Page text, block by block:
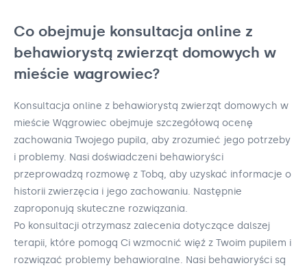
Co obejmuje konsultacja online z
behawiorystą zwierząt domowych w
mieście wagrowiec?
Konsultacja online z behawiorystą zwierząt domowych w
mieście Wągrowiec obejmuje szczegółową ocenę
zachowania Twojego pupila, aby zrozumieć jego potrzeby
i problemy. Nasi doświadczeni behawioryści
przeprowadzą rozmowę z Tobą, aby uzyskać informacje o
historii zwierzęcia i jego zachowaniu. Następnie
zaproponują skuteczne rozwiązania.
Po konsultacji otrzymasz zalecenia dotyczące dalszej
terapii, które pomogą Ci wzmocnić więź z Twoim pupilem i
rozwiązać problemy behawioralne. Nasi behawioryści są